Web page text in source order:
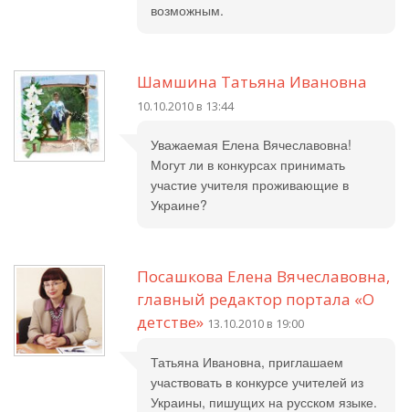
возможным.
Шамшина Татьяна Ивановна
10.10.2010 в 13:44
Уважаемая Елена Вячеславовна!
Могут ли в конкурсах принимать
участие учителя проживающие в
Украине?
Посашкова Елена Вячеславовна,
главный редактор портала «О
детстве» 13.10.2010 в 19:00
Татьяна Ивановна, приглашаем
участвовать в конкурсе учителей из
Украины, пишущих на русском языке.